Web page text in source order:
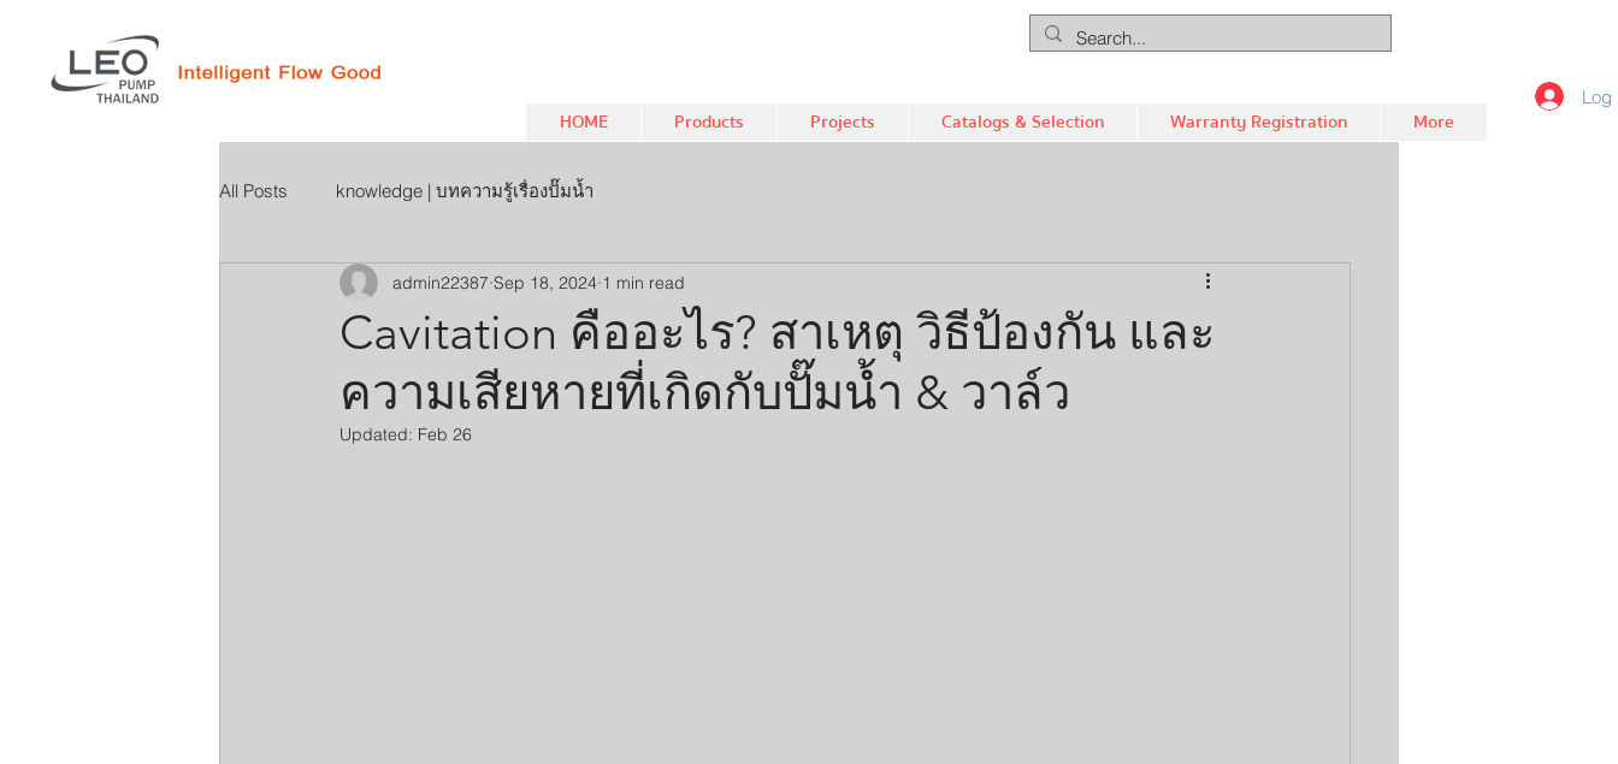
HOME Products Projects Catalogs & Selection Warranty Registration More
Log
All Posts knowledge | บทความรู้เรื่องปั๊มน้ำ
Cavitation คืออะไร? สาเหตุ วิธีป้องกัน และ
ความเสียหายที่เกิดกับปั๊มน้ำ & วาล์ว
admin22387 Sep 18, 2024 1 min read
Updated: Feb 26